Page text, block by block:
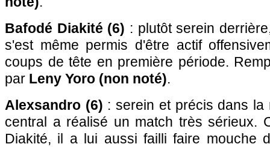
Bafodé Diakité (6) : plutôt serein
s'est même permis d'être actif
coups de tête en première période.
par Leny Yoro (non noté).
Alexsandro (6) : serein et précis dans la
central a réalisé un match très sérieux.
Diakité, il a lui aussi failli faire mouche